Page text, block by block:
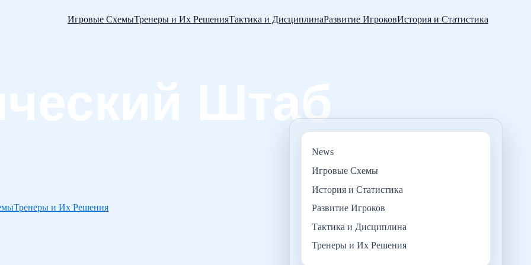
Игровые СхемыТренеры и Их РешенияТактика и ДисциплинаРазвитие ИгроковИстория и Статистика
Тренеры и Их Решения
News
Игровые Схемы
История и Статистика
Развитие Игроков
Тактика и Дисциплина
Тренеры и Их Решения